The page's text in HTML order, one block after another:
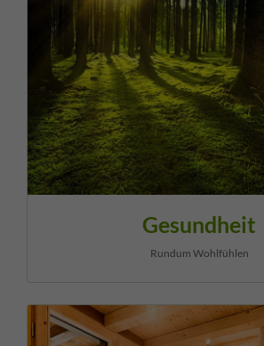
Gesundheit
Rundum Wohlfühlen